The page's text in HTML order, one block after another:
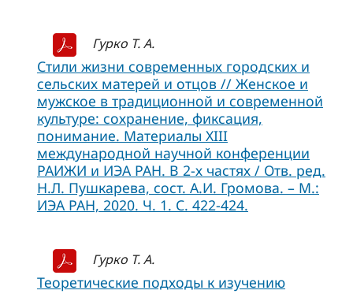
Гурко Т. А.
Стили жизни современных городских и
сельских матерей и отцов // Женское и
мужское в традиционной и современной
культуре: сохранение, фиксация,
понимание. Материалы XIII
международной научной конференции
РАИЖИ и ИЭА РАН. В 2-х частях / Отв. ред.
Н.Л. Пушкарева, сост. А.И. Громова. – М.:
ИЭА РАН, 2020. Ч. 1. С. 422-424.
Гурко Т. А.
Теоретические подходы к изучению